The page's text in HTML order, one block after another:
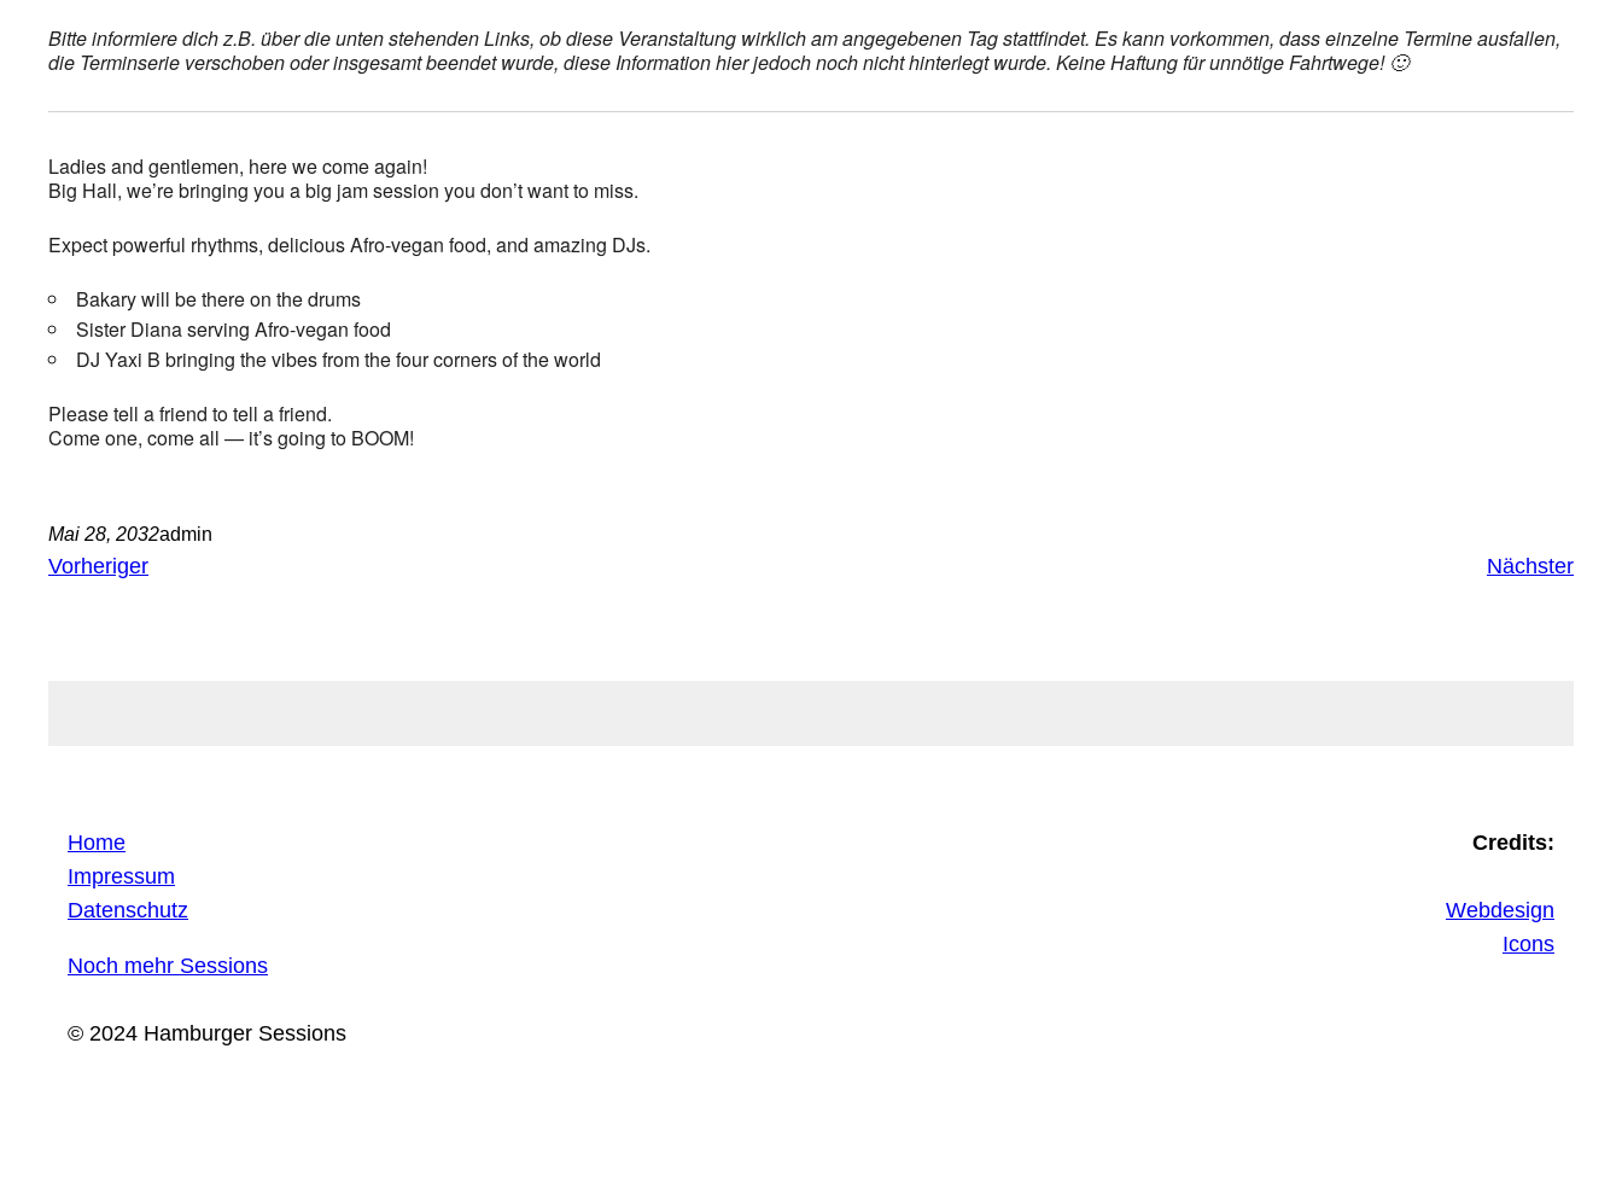
Bitte informiere dich z.B. über die unten stehenden Links, ob diese Veranstaltung wirklich am angegebenen Tag stattfindet. Es kann vorkommen, dass einzelne Termine ausfallen,
die Terminserie verschoben oder insgesamt beendet wurde, diese Information hier jedoch noch nicht hinterlegt wurde. Keine Haftung für unnötige Fahrtwege! 🙂
Ladies and gentlemen, here we come again!
Big Hall, we’re bringing you a big jam session you don’t want to miss.
Expect powerful rhythms, delicious Afro-vegan food, and amazing DJs.
Bakary will be there on the drums
Sister Diana serving Afro-vegan food
DJ Yaxi B bringing the vibes from the four corners of the world
Please tell a friend to tell a friend.
Come one, come all — it’s going to BOOM!
Mai 28, 2032admin
Vorheriger Nächster
Home
Impressum
Datenschutz
Noch mehr Sessions
© 2024 Hamburger Sessions
Credits:
Webdesign
Icons